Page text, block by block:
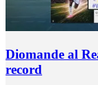
Diomande al
record